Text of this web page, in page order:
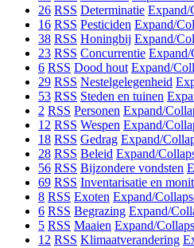
26 RSS Determinatie Expand/
16 RSS Pesticiden Expand/
38 RSS Honingbij Expand/
23 RSS Concurrentie Expand/
6 RSS Dood hout Expand/
29 RSS Nestelgelegenheid
53 RSS Steden en tuinen
2 RSS Personen Expand/
12 RSS Wespen Expand/
18 RSS Gedrag Expand/
28 RSS Beleid Expand/
56 RSS Bijzondere vondsten
69 RSS Inventarisatie en
8 RSS Exoten Expand/
6 RSS Begrazing Expand/
5 RSS Maaien Expand/
12 RSS Klimaatverandering